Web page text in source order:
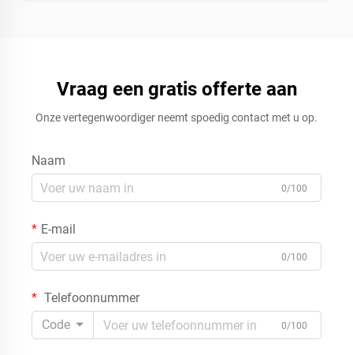
Vraag een gratis offerte aan
Onze vertegenwoordiger neemt spoedig contact met u op.
Naam
0/100
E-mail
0/100
Telefoonnummer
Code
0/100